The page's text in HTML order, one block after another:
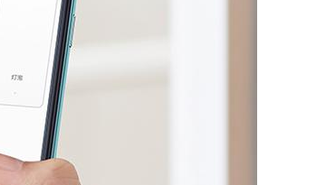
Nancy @ 鹰视界